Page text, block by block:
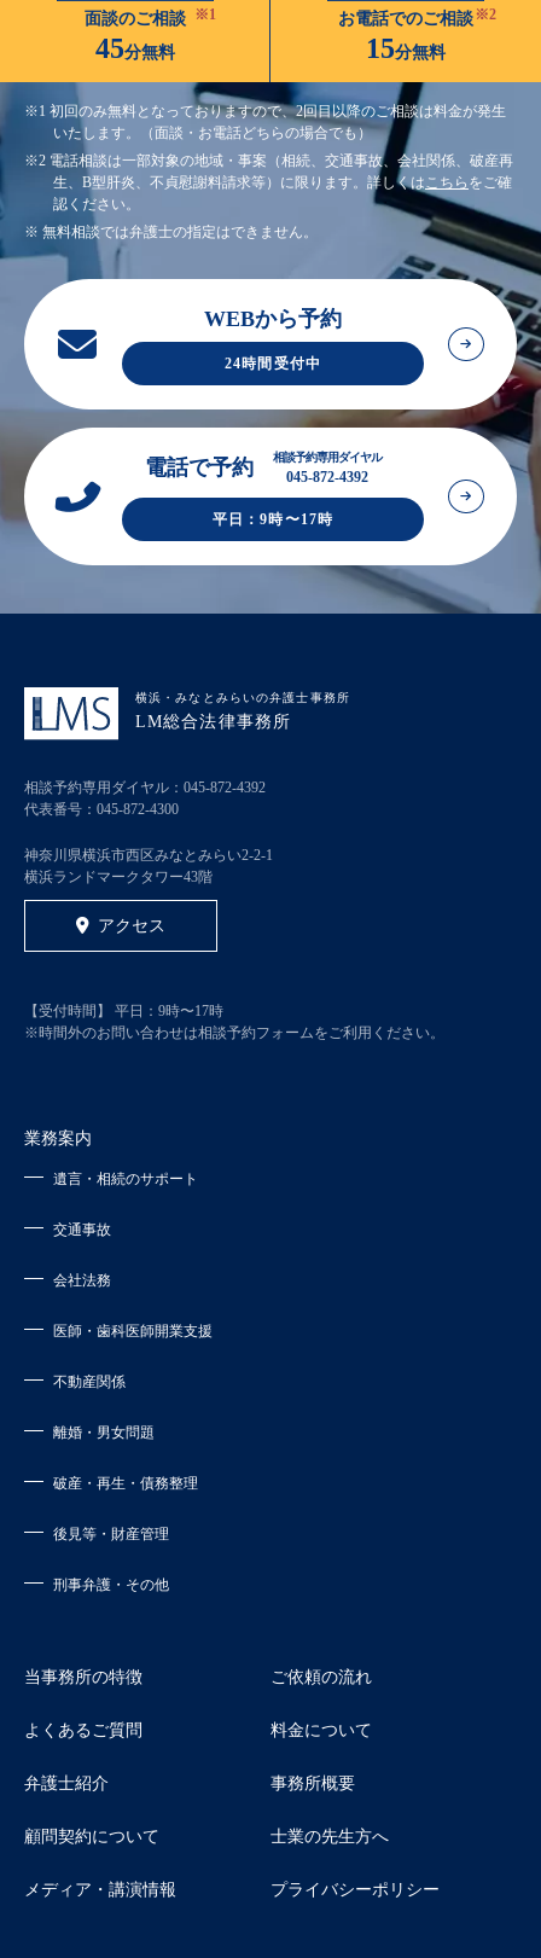
※1
面談のご相談
45分無料
※2
お電話でのご相談
15分無料
※1 初回のみ無料となっておりますので、2回目以降のご相談は料金が発生
いたします。（面談・お電話どちらの場合でも）
※2 電話相談は一部対象の地域・事案（相続、交通事故、会社関係、破産再
生、B型肝炎、不貞慰謝料請求等）に限ります。詳しくは こちら をご確
認ください。
※ 無料相談では弁護士の指定はできません。
WEBから予約
24時間受付中
電話で予約 相談予約専用ダイヤル
045-872-4392
平日：9時〜17時
横浜・みなとみらいの弁護士事務所
LM総合法律事務所
相談予約専用ダイヤル： 045-872-4392
代表番号： 045-872-4300
神奈川県横浜市西区みなとみらい2-2-1
横浜ランドマークタワー43階
アクセス
【受付時間】 平日：9時〜17時
※時間外のお問い合わせは相談予約フォームをご利用ください。
業務案内
遺言・相続のサポート
交通事故
会社法務
医師・歯科医師開業支援
不動産関係
離婚・男女問題
破産・再生・債務整理
後見等・財産管理
刑事弁護・その他
当事務所の特徴 ご依頼の流れ
よくあるご質問 料金について
弁護士紹介 事務所概要
顧問契約について 士業の先生方へ
メディア・講演情報 プライバシーポリシー